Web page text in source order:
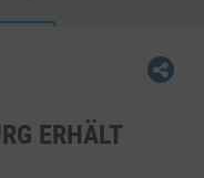
ERHÄLT